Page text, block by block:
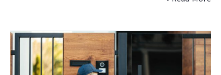
התקנת
מערכות
אינטרקום